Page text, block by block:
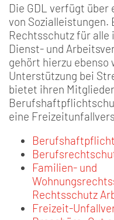
Die GDL verfügt
von Sozialleistungen.
Rechtsschutz für alle
Dienst- und
gehört hierzu ebenso
Unterstützung bei
bietet ihren
eine
Berufshaftpflicht
Familien- und
Rechtsschutz
Freizeit-